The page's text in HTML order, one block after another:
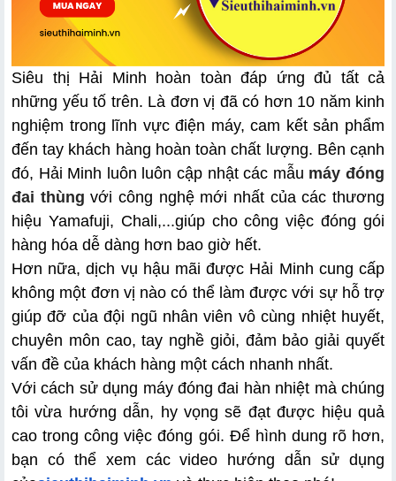
Siêu thị Hải Minh hoàn toàn đáp ứng đủ tất cả
những yếu tố trên. Là đơn vị đã có hơn 10 năm kinh
nghiệm trong lĩnh vực điện máy, cam kết sản phẩm
đến tay khách hàng hoàn toàn chất lượng. Bên cạnh
đó, Hải Minh luôn luôn cập nhật các mẫu máy đóng
đai thùng với công nghệ mới nhất của các thương
hiệu Yamafuji, Chali,...giúp cho công việc đóng gói
hàng hóa dễ dàng hơn bao giờ hết.
Hơn nữa, dịch vụ hậu mãi được Hải Minh cung cấp
không một đơn vị nào có thể làm được với sự hỗ trợ
giúp đỡ của đội ngũ nhân viên vô cùng nhiệt huyết,
chuyên môn cao, tay nghề giỏi, đảm bảo giải quyết
vấn đề của khách hàng một cách nhanh nhất.
Với cách sử dụng máy đóng đai hàn nhiệt mà chúng
tôi vừa hướng dẫn, hy vọng sẽ đạt được hiệu quả
cao trong công việc đóng gói. Để hình dung rõ hơn,
bạn có thể xem các video hướng dẫn sử dụng